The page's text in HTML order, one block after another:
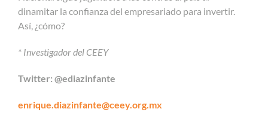
dinamitar la confianza del empresariado para invertir.
Así, ¿cómo?
* Investigador del CEEY
Twitter: @ediazinfante
enrique.diazinfante@ceey.org.mx